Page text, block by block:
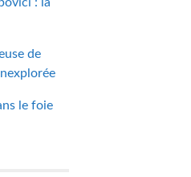
de
le foie